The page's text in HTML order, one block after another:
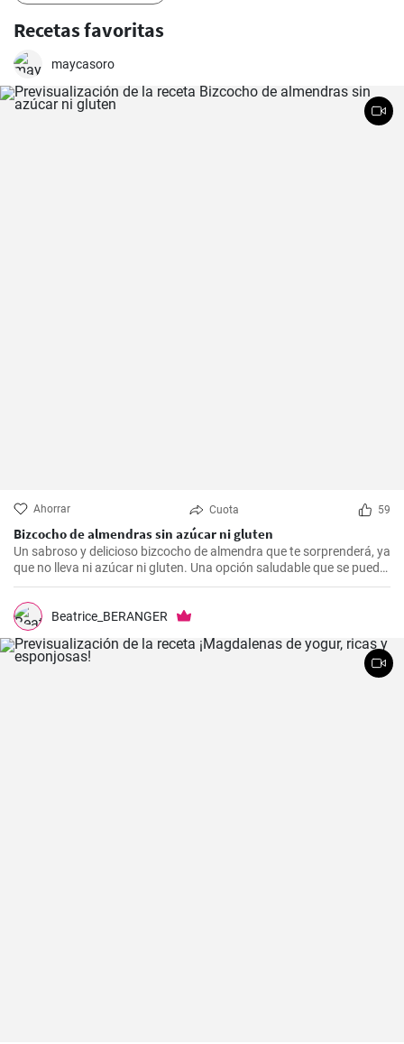
Recetas favoritas
maycasoro
Ahorrar Cuota 59
Bizcocho de almendras sin azúcar ni gluten
Un sabroso y delicioso bizcocho de almendra que te sorprenderá, ya
que no lleva ni azúcar ni gluten. Una opción saludable que se puede
adaptar a muchas personas.
Beatrice_BERANGER